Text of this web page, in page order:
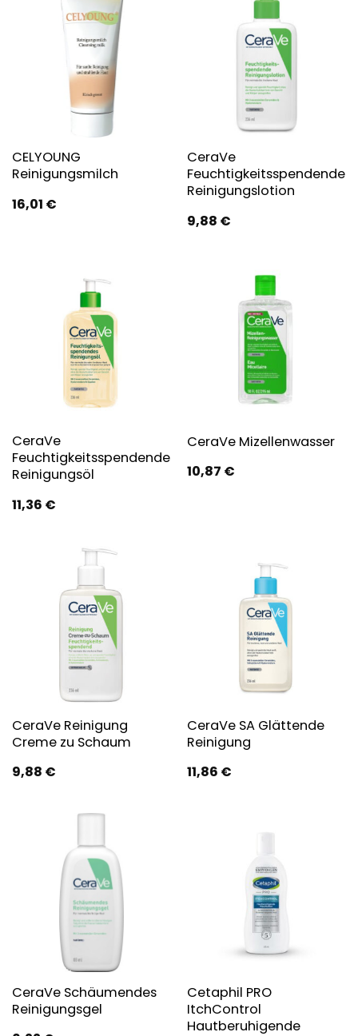
CELYOUNG
Reinigungsmilch
16,01 €
CeraVe
Feuchtigkeitsspendende
Reinigungslotion
9,88 €
CeraVe
Feuchtigkeitsspendendes
Reinigungsöl
11,36 €
CeraVe Mizellenwasser
10,87 €
CeraVe Reinigung
Creme zu Schaum
9,88 €
CeraVe SA Glättende
Reinigung
11,86 €
CeraVe Schäumendes
Reinigungsgel
Cetaphil PRO
ItchControl
Hautberuhigende